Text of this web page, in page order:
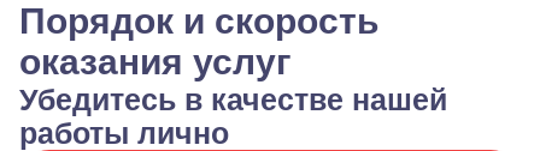
Порядок и скорость
оказания услуг
Убедитесь в качестве нашей
работы лично